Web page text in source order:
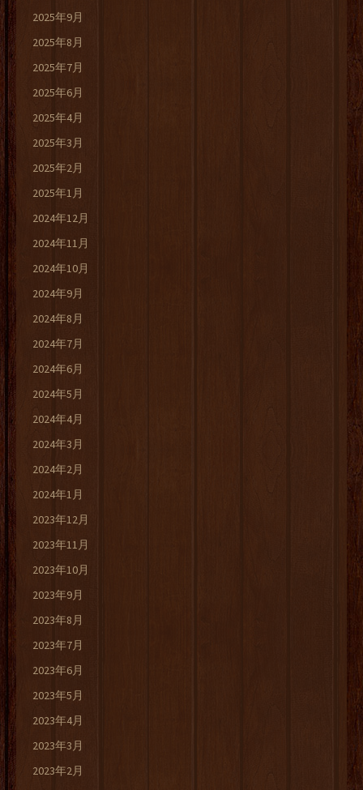
2025年9月
2025年8月
2025年7月
2025年6月
2025年4月
2025年3月
2025年2月
2025年1月
2024年12月
2024年11月
2024年10月
2024年9月
2024年8月
2024年7月
2024年6月
2024年5月
2024年4月
2024年3月
2024年2月
2024年1月
2023年12月
2023年11月
2023年10月
2023年9月
2023年8月
2023年7月
2023年6月
2023年5月
2023年4月
2023年3月
2023年2月